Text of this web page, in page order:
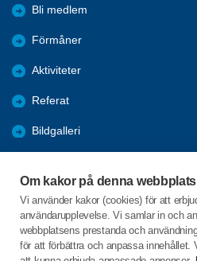
Om kakor på denna webbplats
Vi använder kakor (cookies) för att
användarupplevelse. Vi samlar in och
webbplatsens prestanda och
för att förbättra och anpassa innehållet.
Bli medlem
Förmåner
Aktiviteter
Referat
Bildgalleri
Engagera DIG i vår förening